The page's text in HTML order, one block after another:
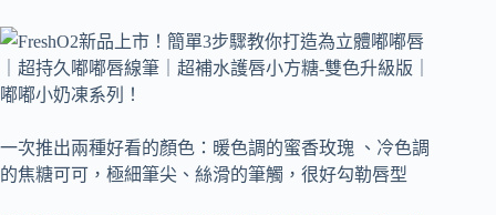
一次推出兩種好看的顏色：暖色調的蜜香玫瑰 、冷色調
的焦糖可可，極細筆尖、絲滑的筆觸，很好勾勒唇型